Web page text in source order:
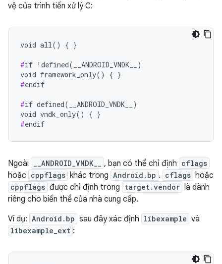
vệ của trình tiền xử lý C:
void all() { }
#if !defined(__ANDROID_VNDK__)
#endif
#if defined(__ANDROID_VNDK__)
#endif
Ngoài __ANDROID_VNDK__ , bạn có thể chỉ định cflags
hoặc cppflags khác trong Android.bp . cflags hoặc
cppflags được chỉ định trong target.vendor
là dành
riêng cho biến thể của nhà cung cấp.
Ví dụ: Android.bp sau đây xác định libexample và
libexample_ext :